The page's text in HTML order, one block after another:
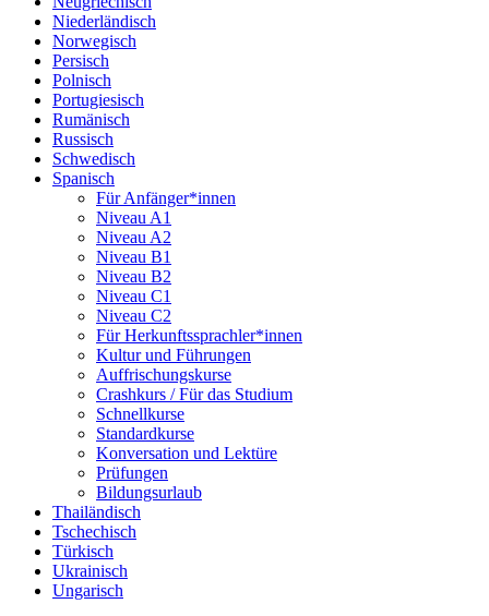
Niederländisch
Norwegisch
Persisch
Polnisch
Portugiesisch
Rumänisch
Russisch
Schwedisch
Spanisch
Für Anfänger*innen
Niveau A1
Niveau A2
Niveau B1
Niveau B2
Niveau C1
Niveau C2
Für Herkunftssprachler*innen
Kultur und Führungen
Auffrischungskurse
Crashkurs / Für das Studium
Schnellkurse
Standardkurse
Konversation und Lektüre
Prüfungen
Bildungsurlaub
Thailändisch
Tschechisch
Türkisch
Ukrainisch
Ungarisch